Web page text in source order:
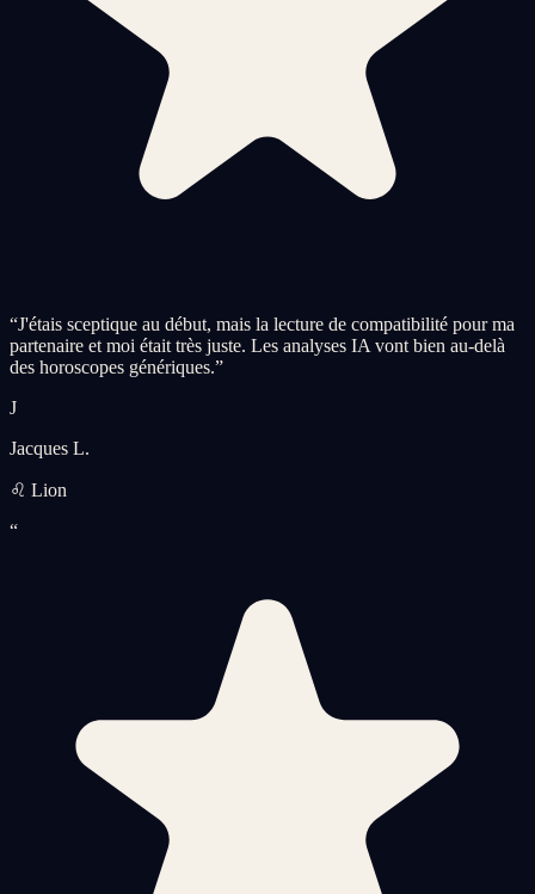
“J'étais sceptique au début, mais la lecture de compatibilité pour ma
partenaire et moi était très juste. Les analyses IA vont bien au-delà
des horoscopes génériques.”
J
Jacques L.
♌ Lion
“